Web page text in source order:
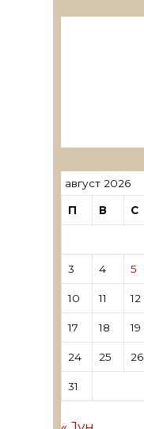
август 2026
П В С
3 4 5
10 11 12
17 18 19
24 25 26
31